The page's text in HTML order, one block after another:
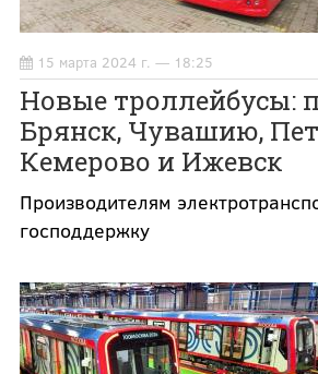
15 марта 2024 г. — 18:25
Новые троллейбусы:
Брянск, Чувашию,
Кемерово и Ижевск
Производителям
господдержку